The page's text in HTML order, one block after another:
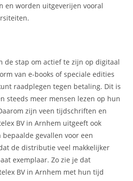
en worden uitgeverijen vooral
de stap om actief te zijn op digitaal
van e-books of speciale edities
raadplegen tegen betaling. Dit is
steeds meer mensen lezen op hun
zijn veen tijdschriften en
BV in Arnhem uitgeeft ook
gevallen voor een
de distributie veel makkelijker
exemplaar. Zo zie je dat
BV in Arnhem met hun tijd